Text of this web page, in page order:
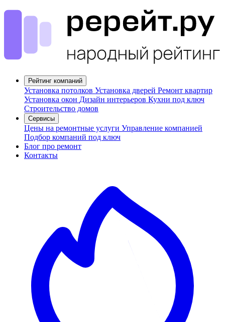
Рейтинг компаний
Установка потолков Установка дверей Ремонт квартир
Установка окон Дизайн интерьеров Кухни под ключ
Строительство домов
Сервисы
Цены на ремонтные услуги Управление компанией
Подбор компаний под ключ
Блог про ремонт
Контакты